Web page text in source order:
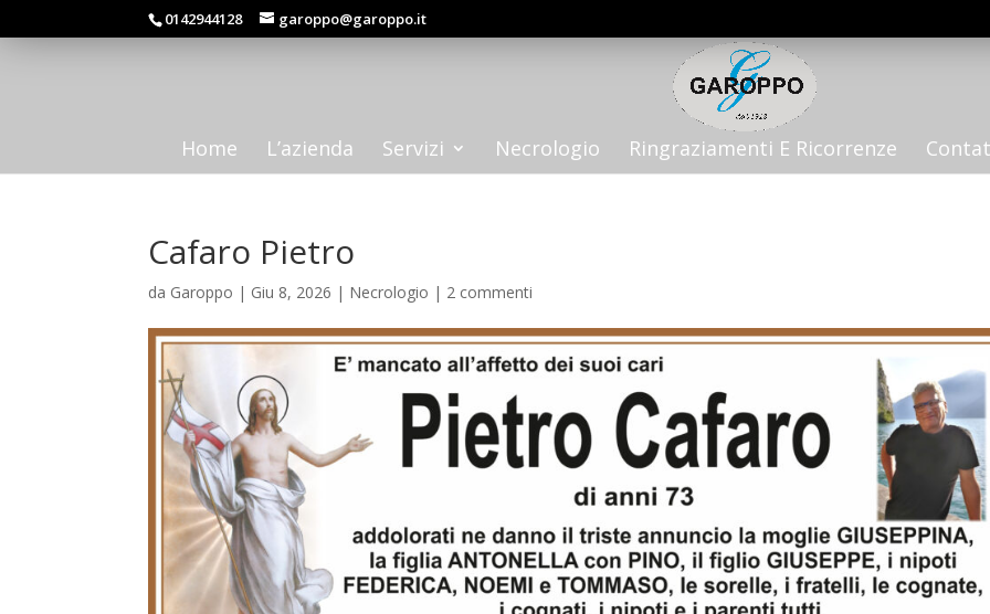
0142944128 garoppo@garoppo.it
Home L’azienda Servizi Necrologio Ringraziamenti E Ricorrenze
Cafaro Pietro
da Garoppo | Giu 8, 2026 | Necrologio | 2 commenti